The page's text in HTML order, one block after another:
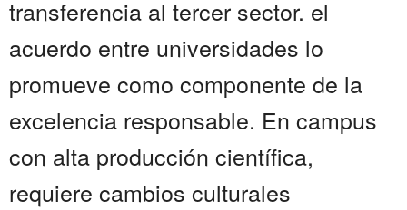
transferencia al tercer sector. el
acuerdo entre universidades lo
promueve como componente de la
excelencia responsable. En campus
con alta producción científica,
requiere cambios culturales